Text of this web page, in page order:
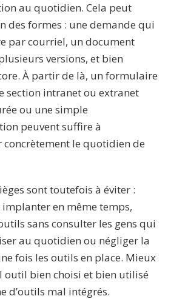
au quotidien. Cela peut
des formes : une demande qui
par courriel, un document
versions, et bien
À partir de là, un formulaire
section intranet ou extranet
ou une simple
peuvent suffire à
le quotidien de
sont toutefois à éviter :
en même temps,
sans consulter les gens qui
au quotidien ou négliger la
fois les outils en place. Mieux
outil bien choisi et bien utilisé
d’outils mal intégrés.